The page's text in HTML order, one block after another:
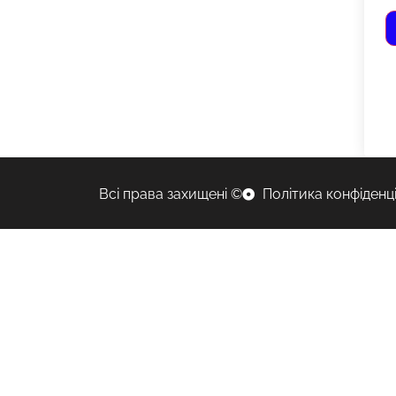
Всі права захищені © Політика